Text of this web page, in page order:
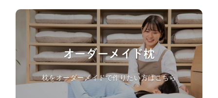
オーダーメイド枕
枕をオーダーメイドで作りたい方はこちら